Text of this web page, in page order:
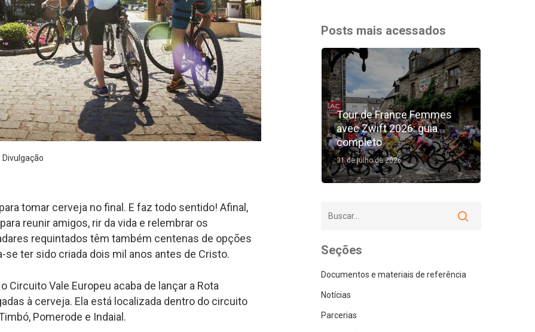
Divulgação
tomar cerveja no final. E faz todo sentido! Afinal,
reunir amigos, rir da vida e relembrar os
requintados têm também centenas de opções
ter sido criada dois mil anos antes de Cristo.
Circuito Vale Europeu acaba de lançar a Rota
à cerveja. Ela está localizada dentro do circuito
Pomerode e Indaial.
Posts mais acessados
Tour de France Femmes
avec Zwift 2026: guia
completo
31 de julho de 2026
Seções
Documentos e materiais de referência
Notícias
Parcerias